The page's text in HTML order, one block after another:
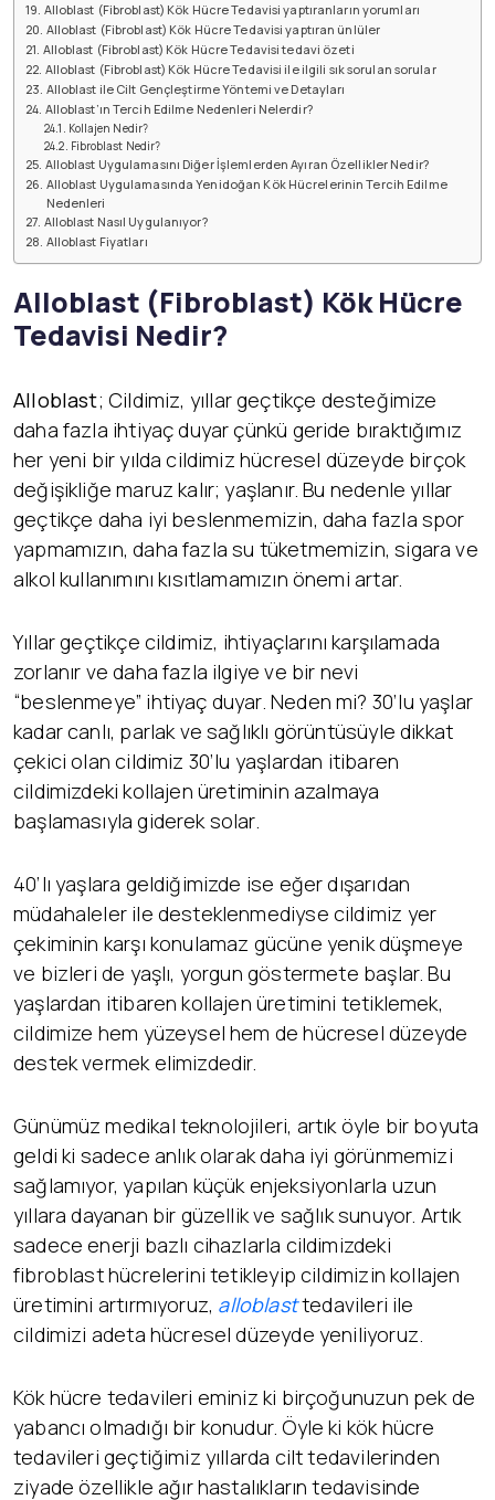
Alloblast (Fibroblast) Kök Hücre Tedavisi yaptıranların yorumları
Alloblast (Fibroblast) Kök Hücre Tedavisi yaptıran ünlüler
Alloblast (Fibroblast) Kök Hücre Tedavisi tedavi özeti
Alloblast (Fibroblast) Kök Hücre Tedavisi ile ilgili sık sorulan sorular
Alloblast ile Cilt Gençleştirme Yöntemi ve Detayları
Alloblast’ın Tercih Edilme Nedenleri Nelerdir?
Kollajen Nedir?
Fibroblast Nedir?
Alloblast Uygulamasını Diğer İşlemlerden Ayıran Özellikler Nedir?
Alloblast Uygulamasında Yenidoğan Kök Hücrelerinin Tercih Edilme
Nedenleri
Alloblast Nasıl Uygulanıyor?
Alloblast Fiyatları
Alloblast (Fibroblast) Kök Hücre
Tedavisi Nedir?
Alloblast; Cildimiz, yıllar geçtikçe desteğimize
daha fazla ihtiyaç duyar çünkü geride bıraktığımız
her yeni bir yılda cildimiz hücresel düzeyde birçok
değişikliğe maruz kalır; yaşlanır. Bu nedenle yıllar
geçtikçe daha iyi beslenmemizin, daha fazla spor
yapmamızın, daha fazla su tüketmemizin, sigara ve
alkol kullanımını kısıtlamamızın önemi artar.
Yıllar geçtikçe cildimiz, ihtiyaçlarını karşılamada
zorlanır ve daha fazla ilgiye ve bir nevi
“beslenmeye” ihtiyaç duyar. Neden mi? 30’lu yaşlar
kadar canlı, parlak ve sağlıklı görüntüsüyle dikkat
çekici olan cildimiz 30’lu yaşlardan itibaren
cildimizdeki kollajen üretiminin azalmaya
başlamasıyla giderek solar.
40’lı yaşlara geldiğimizde ise eğer dışarıdan
müdahaleler ile desteklenmediyse cildimiz yer
çekiminin karşı konulamaz gücüne yenik düşmeye
ve bizleri de yaşlı, yorgun göstermete başlar. Bu
yaşlardan itibaren kollajen üretimini tetiklemek,
cildimize hem yüzeysel hem de hücresel düzeyde
destek vermek elimizdedir.
Günümüz medikal teknolojileri, artık öyle bir boyuta
geldi ki sadece anlık olarak daha iyi görünmemizi
sağlamıyor, yapılan küçük enjeksiyonlarla uzun
yıllara dayanan bir güzellik ve sağlık sunuyor. Artık
sadece enerji bazlı cihazlarla cildimizdeki
fibroblast hücrelerini tetikleyip cildimizin kollajen
üretimini artırmıyoruz, alloblasttedavileri ile
cildimizi adeta hücresel düzeyde yeniliyoruz.
Kök hücre tedavileri eminiz ki birçoğunuzun pek de
yabancı olmadığı bir konudur. Öyle ki kök hücre
tedavileri geçtiğimiz yıllarda cilt tedavilerinden
ziyade özellikle ağır hastalıkların tedavisinde